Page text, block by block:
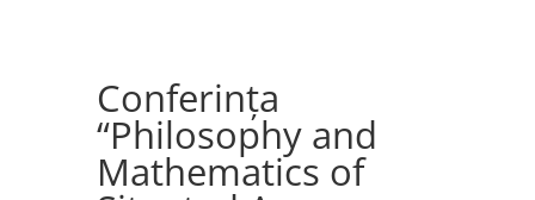
Conferinţa
“Philosophy and
Mathematics of